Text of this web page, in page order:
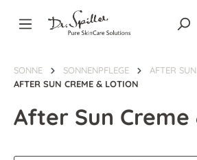
springen
SONNE SONNENPFLEGE
AFTER SUN
AFTER SUN CREME & LOTION
After Sun